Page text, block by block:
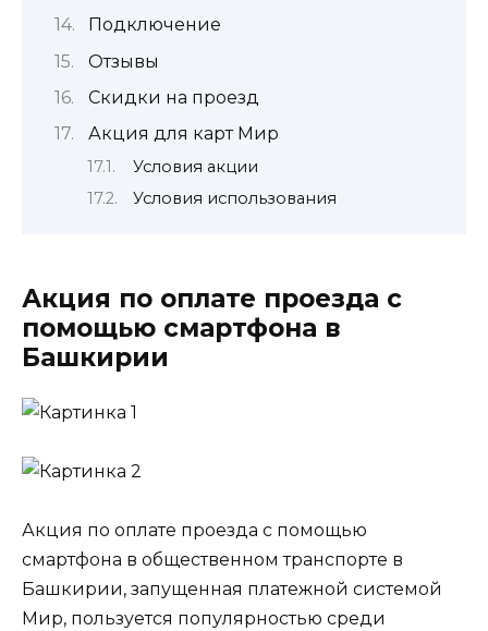
Подключение
Отзывы
Скидки на проезд
Акция для карт Мир
Условия акции
Условия использования
Акция по оплате проезда с
помощью смартфона в
Башкирии
Акция по оплате проезда с помощью
смартфона в общественном транспорте в
Башкирии, запущенная платежной системой
Мир, пользуется популярностью среди